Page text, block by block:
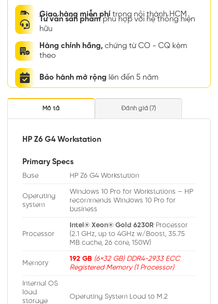
Giao hàng miễn phí trong nội thành HCM
Tư vấn sản phẩmphù hợp với hệ thống hiện
hữu
Hàng chính hãng, chứng từ CO - CQ kèm
theo
Bảo hành mở rộng lên đến 5 năm
Mô tả Đánh giá (7)
HP Z6 G4 Workstation
Primary Specs
Base HP Z6 G4 Workstation
Operating
system
Windows 10 Pro for Workstations – HP
recommends Windows 10 Pro for
business
Processor
Intel® Xeon® Gold 6230R Processor
(2.1 GHz, up to 4GHz w/Boost, 35.75
MB cache, 26 core, 150W)
Memory
192 GB (6×32 GB) DDR4-2933 ECC
Registered Memory (1 Processor)
Internal OS
load
storage
Operating System Load to M.2